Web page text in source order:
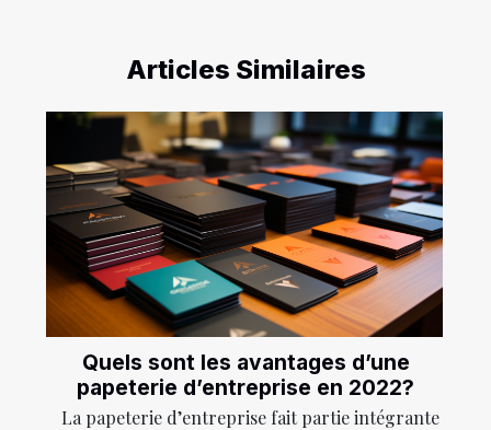
Articles Similaires
Quels sont les avantages d’une
papeterie d’entreprise en 2022?
La papeterie d’entreprise fait partie intégrante